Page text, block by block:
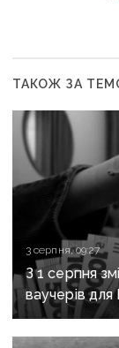
ТАКОЖ ЗА
3 серпня, 09:27
З 1 серпня
ваучерів